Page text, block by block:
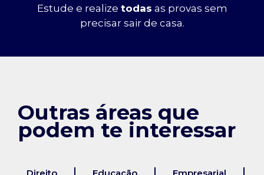
Estude e realize todas as provas sem
precisar sair de casa.
Outras áreas que
podem te interessar